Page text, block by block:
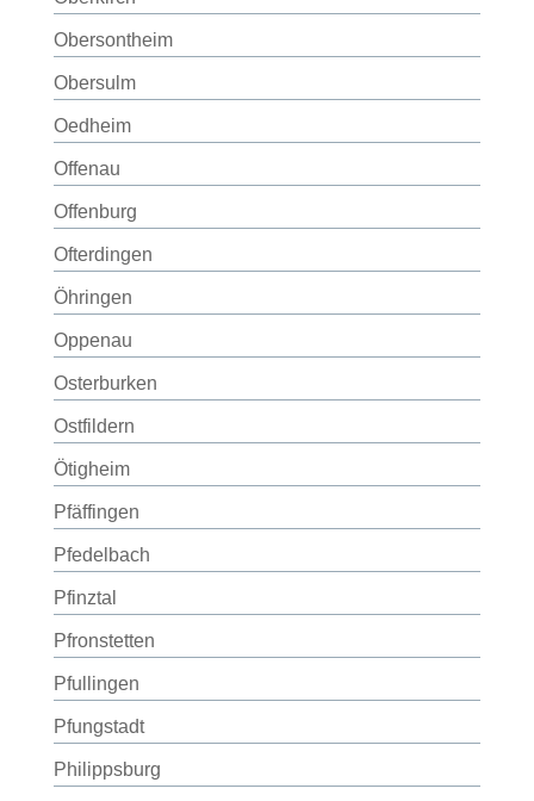
Obersontheim
Obersulm
Oedheim
Offenau
Offenburg
Ofterdingen
Öhringen
Oppenau
Osterburken
Ostfildern
Ötigheim
Pfäffingen
Pfedelbach
Pfinztal
Pfronstetten
Pfullingen
Pfungstadt
Philippsburg